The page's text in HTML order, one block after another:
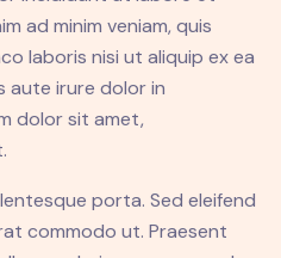
ad minim veniam, quis
laboris nisi ut aliquip ex ea
aute irure dolor in
dolor sit amet,
porta. Sed eleifend
commodo ut. Praesent